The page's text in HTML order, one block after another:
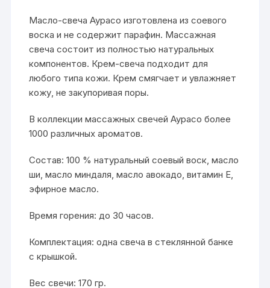
Масло-свеча Аурасо изготовлена из соевого
воска и не содержит парафин. Массажная
свеча состоит из полностью натуральных
компонентов. Крем-свеча подходит для
любого типа кожи. Крем смягчает и увлажняет
кожу, не закупоривая поры.
В коллекции массажных свечей Аурасо более
1000 различных ароматов.
Состав: 100 % натуральный соевый воск, масло
ши, масло миндаля, масло авокадо, витамин E,
эфирное масло.
Время горения: до 30 часов.
Комплектация: одна свеча в стеклянной банке
с крышкой.
Вес свечи: 170 гр.